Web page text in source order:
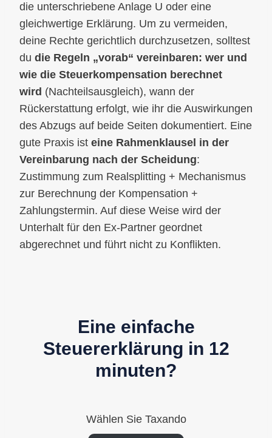
die unterschriebene Anlage U oder eine
gleichwertige Erklärung. Um zu vermeiden,
deine Rechte gerichtlich durchzusetzen, solltest
du die Regeln „vorab“ vereinbaren: wer und
wie die Steuerkompensation berechnet
wird (Nachteilsausgleich), wann der
Rückerstattung erfolgt, wie ihr die Auswirkungen
des Abzugs auf beide Seiten dokumentiert. Eine
gute Praxis ist eine Rahmenklausel in der
Vereinbarung nach der Scheidung:
Zustimmung zum Realsplitting + Mechanismus
zur Berechnung der Kompensation +
Zahlungstermin. Auf diese Weise wird der
Unterhalt für den Ex-Partner geordnet
abgerechnet und führt nicht zu Konflikten.
Eine einfache
Steuererklärung in 12
minuten?
Wählen Sie Taxando